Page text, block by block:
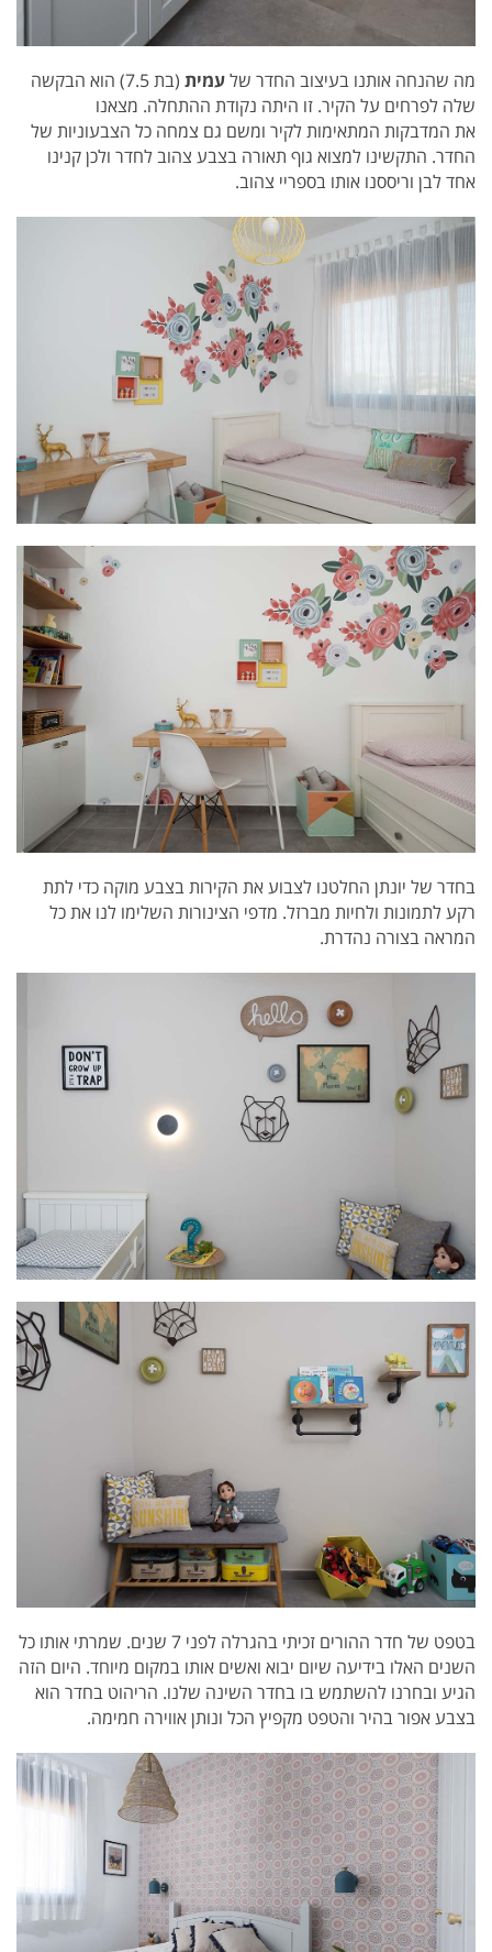
מה שהנחה אותנו בעיצוב החדר שלעמית
(בת 7.5) הוא הבקשה
שלה לפרחים על הקיר. זו היתה נקודת ההתחלה. מצאנו
את המדבקות המתאימות לקיר ומשם גם צמחה כל הצבעוניות של
החדר. התקשינו למצוא גוף תאורה בצבע צהוב לחדר ולכן קנינו
אחד לבן וריססנו אותו בספריי צהוב.
בחדר של יונתן החלטנו לצבוע את הקירות בצבע מוקה כדי לתת
רקע לתמונות ולחיות מברזל. מדפי הצינורות השלימו לנו את כל
המראה בצורה נהדרת.
בטפט של חדר ההורים זכיתי בהגרלה לפני 7 שנים. שמרתי אותו כל
השנים האלו בידיעה שיום יבוא ואשים אותו במקום מיוחד. היום הזה
הגיע ובחרנו להשתמש בו בחדר השינה שלנו. הריהוט בחדר הוא
בצבע אפור בהיר והטפט מקפיץ הכל ונותן אווירה חמימה.